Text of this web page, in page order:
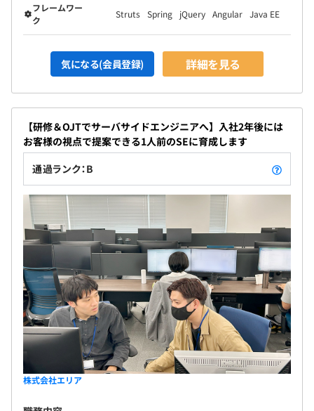
フレームワー
ク
Struts Spring jQuery Angular Java EE
気になる(会員登録) 詳細を見る
【研修＆OJTでサーバサイドエンジニアへ】入社2年後には
お客様の視点で提案できる1人前のSEに育成します
通過ランク：B
株式会社エリア